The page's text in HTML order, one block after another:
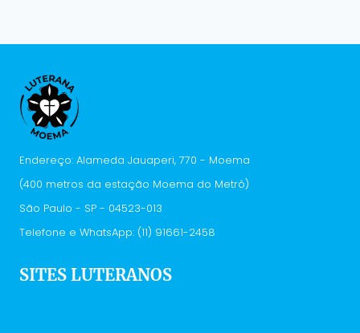
Endereço: Alameda Jauaperi, 770 - Moema
(400 metros da estação Moema do Metrô)
São Paulo - SP - 04523-013
Telefone e WhatsApp: (11) 91661-2458
SITES LUTERANOS